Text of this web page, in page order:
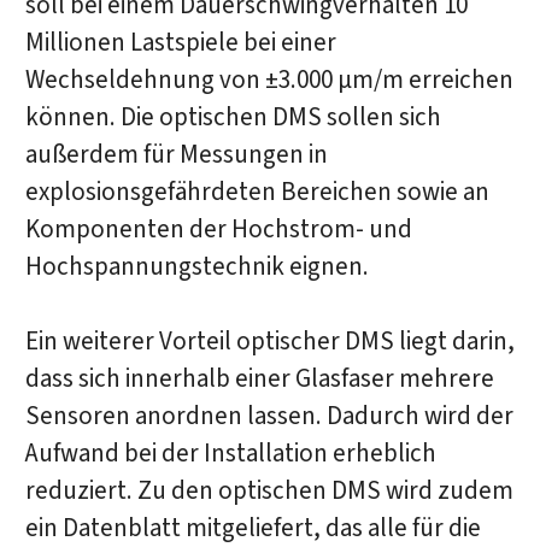
Millionen Lastspiele bei einer
Wechseldehnung von ±3.000 µm/m erreichen
können. Die optischen DMS sollen sich
außerdem für Messungen in
explosionsgefährdeten Bereichen sowie an
Komponenten der Hochstrom- und
Hochspannungstechnik eignen.
Ein weiterer Vorteil optischer DMS liegt darin,
dass sich innerhalb einer Glasfaser mehrere
Sensoren anordnen lassen. Dadurch wird der
Aufwand bei der Installation erheblich
reduziert. Zu den optischen DMS wird zudem
ein Datenblatt mitgeliefert, das alle für die